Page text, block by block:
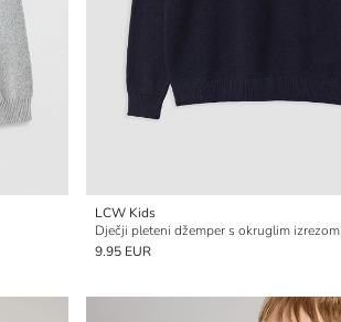
LCW Kids
Dječji pleteni džemper s okruglim izrezom
9.95 EUR